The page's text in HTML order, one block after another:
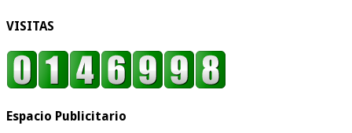
VISITAS
Espacio Publicitario